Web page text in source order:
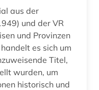
bayerische motoren-werke (1)
aus der
und der VR
und Provinzen
es sich um
Titel,
wurden, um
historisch und